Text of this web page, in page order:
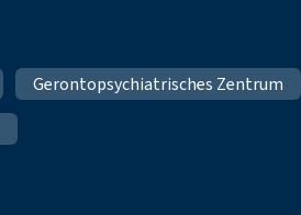
Gerontopsychiatrisches Zentrum